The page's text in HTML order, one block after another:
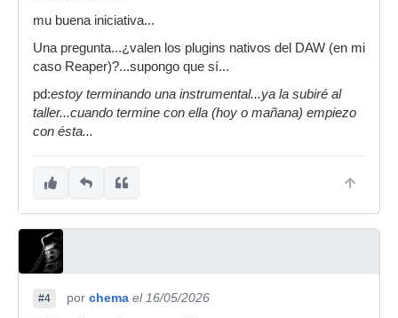
mu buena iniciativa...
Una pregunta...¿valen los plugins nativos del DAW (en mi
caso Reaper)?...supongo que sí...
pd:estoy terminando una instrumental...ya la subiré al
taller...cuando termine con ella (hoy o mañana) empiezo
con ésta...
#4 por chema el 16/05/2026